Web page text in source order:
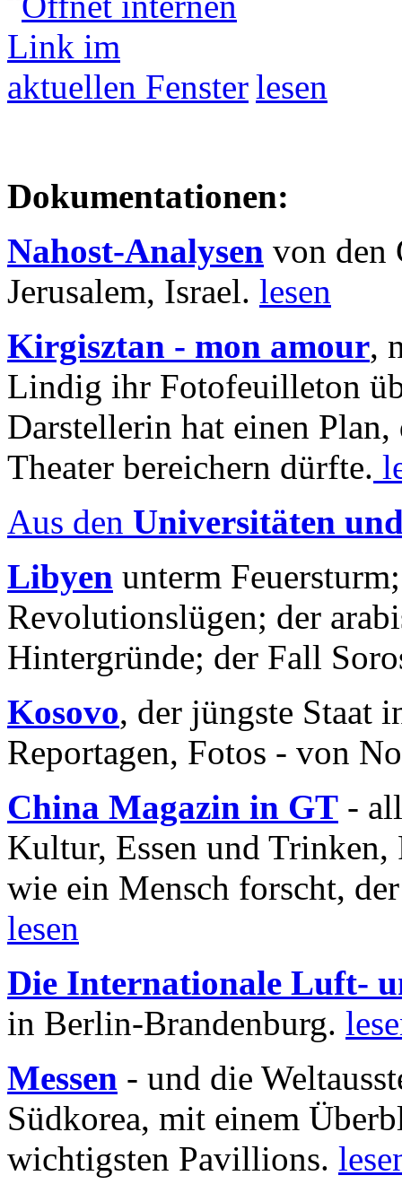
lesen
Dokumentationen:
Nahost-Analysen von den
Jerusalem, Israel. lesen
Kirgisztan - mon amour,
Lindig ihr Fotofeuilleton
Darstellerin hat einen Plan,
Theater bereichern dürfte.
Aus den Universitäten
Libyen unterm
Revolutionslügen; der
Hintergründe; der Fall
Kosovo, der jüngste Staat
Reportagen, Fotos - von
China Magazin in GT -
Kultur, Essen und
wie ein Mensch forscht,
lesen
Die Internationale Luft-
in Berlin-Brandenburg.
Messen - und die
Südkorea, mit einem
wichtigsten Pavillions.